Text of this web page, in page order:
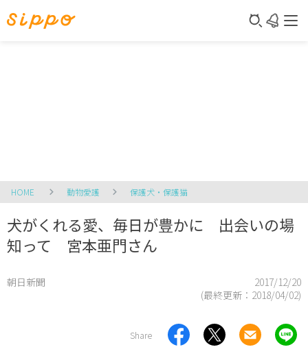
HOME 動物愛護 保護犬・保護猫
犬がくれる愛、毎日が豊かに 出会いの場
知って 宮本亜門さん
朝日新聞
2017/12/20
(最終更新： 2018/04/02)
Share